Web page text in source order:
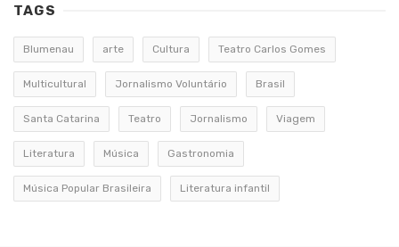
TAGS
Blumenau arte Cultura Teatro Carlos Gomes
Multicultural Jornalismo Voluntário Brasil
Santa Catarina Teatro Jornalismo Viagem
Literatura Música Gastronomia
Música Popular Brasileira Literatura infantil